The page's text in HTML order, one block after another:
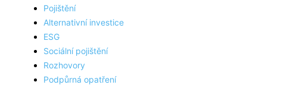
Pojištění
Alternativní investice
ESG
Sociální pojištění
Rozhovory
Podpůrná opatření